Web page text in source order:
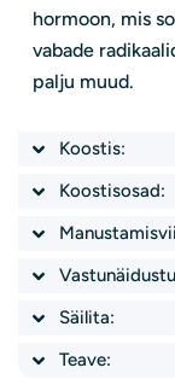
hormoon, mis
vabade
palju muud.
Koostis:
Koostisosad:
Säilita:
Teave: